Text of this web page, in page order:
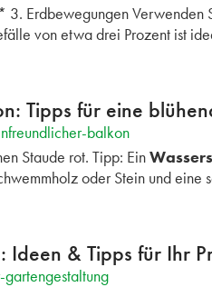
Erdbewegungen Verwenden
von etwa drei Prozent ist
Tipps für eine
balkon
Staude rot. Tipp: Ein
oder Stein und
& Tipps für Ihr